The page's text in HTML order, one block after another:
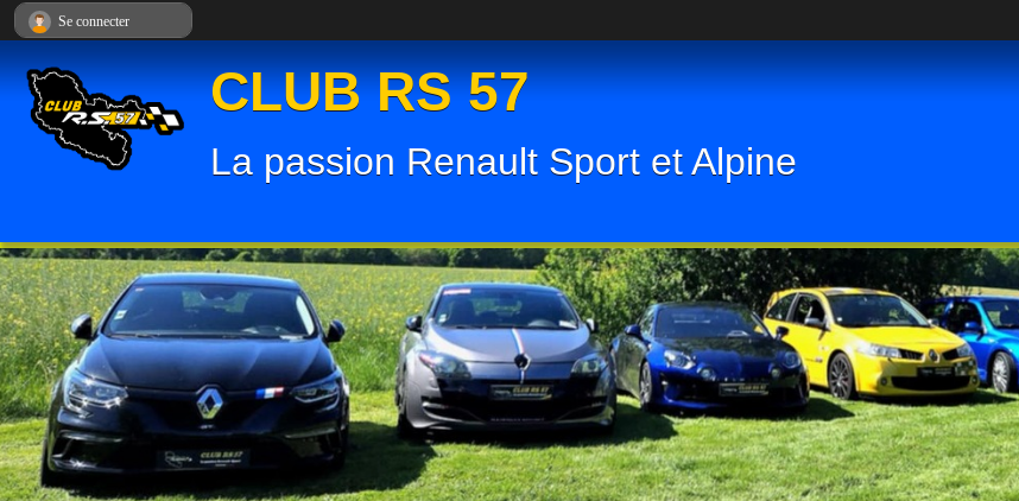
CLUB RS 57
La passion Renault Sport et Alpine
Se connecter
Panneau de gestion des cookies